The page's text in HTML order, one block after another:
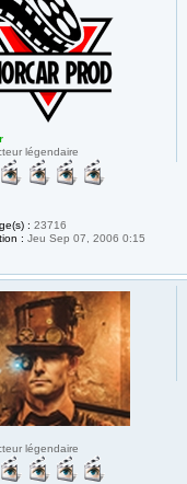
légendaire
: 23716
: Jeu Sep 07, 2006 0:15
légendaire